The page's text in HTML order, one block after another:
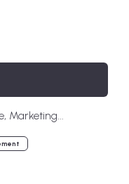
Marketing...